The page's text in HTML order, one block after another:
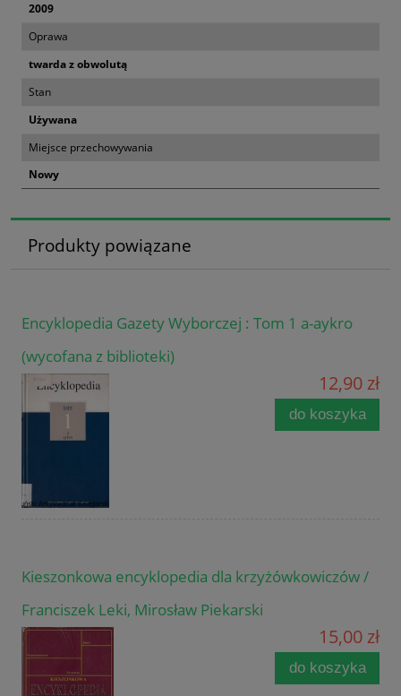
2009
Oprawa
twarda z obwolutą
Stan
Używana
Miejsce przechowywania
Nowy
Produkty powiązane
Encyklopedia Gazety Wyborczej : Tom 1 a-aykro
(wycofana z biblioteki)
12,90 zł
do koszyka
Kieszonkowa encyklopedia dla krzyżówkowiczów /
Franciszek Leki, Mirosław Piekarski
15,00 zł
do koszyka